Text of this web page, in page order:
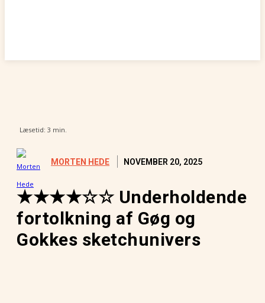
Læsetid: 3 min.
MORTEN HEDE NOVEMBER 20, 2025
★★★★☆☆ Underholdende
fortolkning af Gøg og
Gokkes sketchunivers